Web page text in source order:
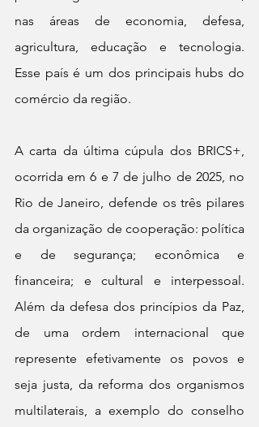
nas áreas de economia, defesa,
agricultura, educação e tecnologia.
Esse país é um dos principais hubs do
comércio da região.
A carta da última cúpula dos BRICS+,
ocorrida em 6 e 7 de julho de 2025, no
Rio de Janeiro, defende os três pilares
da organização de cooperação: política
e de segurança; econômica e
financeira; e cultural e interpessoal.
Além da defesa dos princípios da Paz,
de uma ordem internacional que
represente efetivamente os povos e
seja justa, da reforma dos organismos
multilaterais, a exemplo do conselho